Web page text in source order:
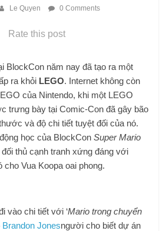
Le Quyen 0 Comments
Rate this post
BlockCon năm nay đã tạo ra một
ra khỏi LEGO. Internet không còn
của Nintendo, khi một LEGO
trưng bày tại Comic-Con đã gây bão
và độ chi tiết tuyệt đối của nó.
học của BlockConSuper Mario
thủ cạnh tranh xứng đáng với
Vua Koopa oai phong.
vào chi tiết với ‘Mario trong chuyển
Brandon Jonesngười cho biết dự án